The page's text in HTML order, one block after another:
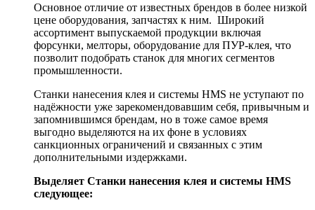
Основное отличие от известных брендов в более низкой
цене оборудования, запчастях к ним. Широкий
ассортимент выпускаемой продукции включая
форсунки, мелторы, оборудование для ПУР-клея, что
позволит подобрать станок для многих сегментов
промышленности.
Станки нанесения клея и системы HMS не уступают по
надёжности уже зарекомендовавшим себя, привычным и
запомнившимся брендам, но в тоже самое время
выгодно выделяются на их фоне в условиях
санкционных ограничений и связанных с этим
дополнительными издержками.
Выделяет Станки нанесения клея и системы HMS
следующее: